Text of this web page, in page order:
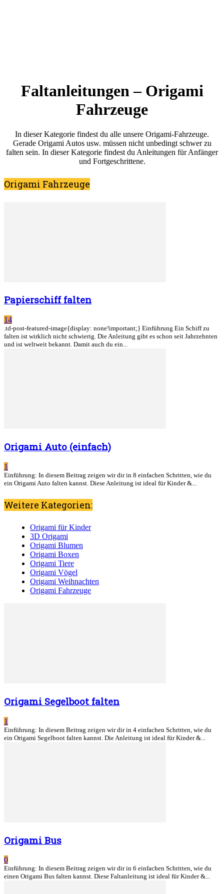
Faltanleitungen – Origami
Fahrzeuge
In dieser Kategorie findest du alle unsere Origami-Fahrzeuge.
Gerade Origami Autos usw. müssen nicht unbedingt schwer zu
falten sein. In dieser Kategorie findest du Anleitungen für Anfänger
und Fortgeschrittene.
Origami Fahrzeuge
Papierschiff falten
14
.td-post-featured-image{display: none!important;} Einführung Ein Schiff zu
falten ist wirklich nicht schwierig. Die Anleitung gibt es schon seit Jahrzehnten
und ist weltweit bekannt. Damit auch du ein...
Origami Auto (einfach)
1
Einführung: In diesem Beitrag zeigen wir dir in 8 einfachen Schritten, wie du
ein Origami Auto falten kannst. Diese Anleitung ist ideal für Kinder &...
Weitere Kategorien:
Origami für Kinder
3D Origami
Origami Blumen
Origami Boxen
Origami Tiere
Origami Vögel
Origami Weihnachten
Origami Fahrzeuge
Origami Segelboot falten
1
Einführung: In diesem Beitrag zeigen wir dir in 4 einfachen Schritten, wie du
ein Origami Segelboot falten kannst. Die Anleitung ist ideal für Kinder &...
Origami Bus
0
Einführung: In diesem Beitrag zeigen wir dir in 6 einfachen Schritten, wie du
einen Origami Bus falten kannst. Diese Faltanleitung ist ideal für Kinder &...